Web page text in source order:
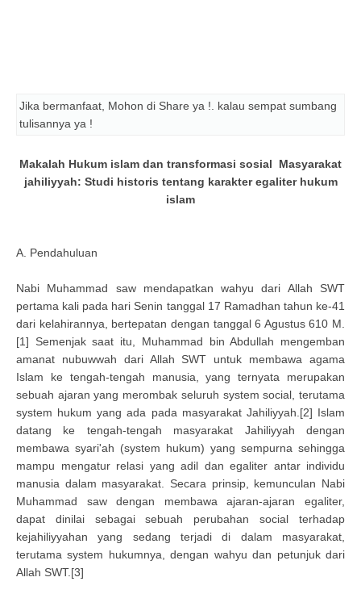
Jika bermanfaat, Mohon di Share ya !. kalau sempat sumbang
tulisannya ya !
Makalah Hukum islam dan transformasi sosial Masyarakat
jahiliyyah: Studi historis tentang karakter egaliter hukum
islam
A. Pendahuluan
Nabi Muhammad saw mendapatkan wahyu dari Allah SWT
pertama kali pada hari Senin tanggal 17 Ramadhan tahun ke-41
dari kelahirannya, bertepatan dengan tanggal 6 Agustus 610 M.
[1] Semenjak saat itu, Muhammad bin Abdullah mengemban
amanat nubuwwah dari Allah SWT untuk membawa agama
Islam ke tengah-tengah manusia, yang ternyata merupakan
sebuah ajaran yang merombak seluruh system social, terutama
system hukum yang ada pada masyarakat Jahiliyyah.[2] Islam
datang ke tengah-tengah masyarakat Jahiliyyah dengan
membawa syari'ah (system hukum) yang sempurna sehingga
mampu mengatur relasi yang adil dan egaliter antar individu
manusia dalam masyarakat. Secara prinsip, kemunculan Nabi
Muhammad saw dengan membawa ajaran-ajaran egaliter,
dapat dinilai sebagai sebuah perubahan social terhadap
kejahiliyyahan yang sedang terjadi di dalam masyarakat,
terutama system hukumnya, dengan wahyu dan petunjuk dari
Allah SWT.[3]